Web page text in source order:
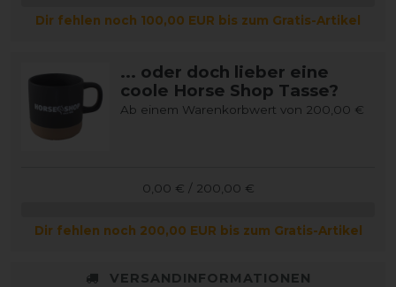
Dir fehlen noch 100,00 EUR bis zum Gratis-Artikel
... oder doch lieber eine
coole Horse Shop Tasse?
Ab einem Warenkorbwert von 200,00 €
0,00 € / 200,00 €
Dir fehlen noch 200,00 EUR bis zum Gratis-Artikel
VERSANDINFORMATIONEN